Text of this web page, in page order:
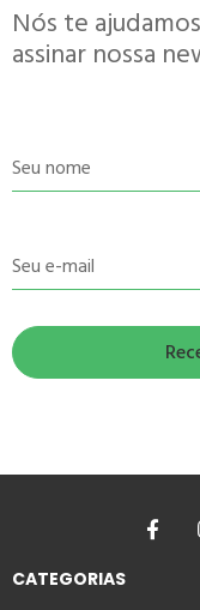
Nós te
assinar nossa
Seu nome
Seu e-mail
CATEGORIAS